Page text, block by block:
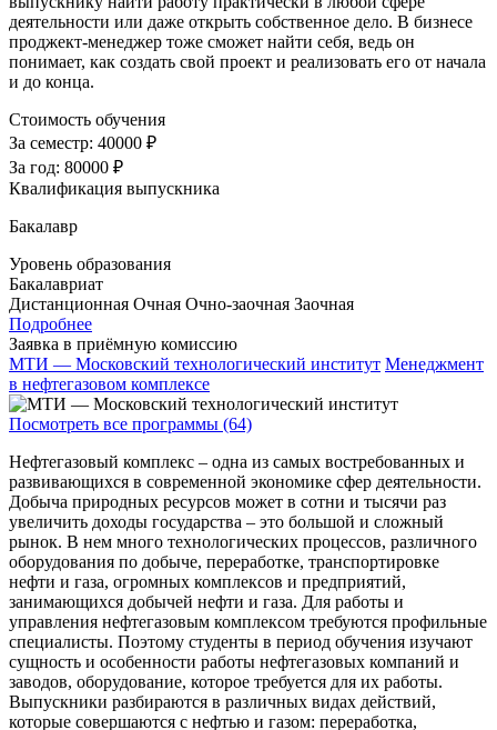
деятельности или даже открыть собственное дело. В бизнесе
проджект-менеджер тоже сможет найти себя, ведь он
понимает, как создать свой проект и реализовать его от начала
и до конца.
Стоимость обучения
За семестр: 40000 ₽
За год: 80000 ₽
Квалификация выпускника
Бакалавр
Уровень образования
Бакалавриат
Дистанционная Очная Очно-заочная Заочная
Подробнее
Заявка в приёмную комиссию
МТИ — Московский технологический институт Менеджмент
в нефтегазовом комплексе
Посмотреть все программы (64)
Нефтегазовый комплекс – одна из самых востребованных и
развивающихся в современной экономике сфер деятельности.
Добыча природных ресурсов может в сотни и тысячи раз
увеличить доходы государства – это большой и сложный
рынок. В нем много технологических процессов, различного
оборудования по добыче, переработке, транспортировке
нефти и газа, огромных комплексов и предприятий,
занимающихся добычей нефти и газа. Для работы и
управления нефтегазовым комплексом требуются профильные
специалисты. Поэтому студенты в период обучения изучают
сущность и особенности работы нефтегазовых компаний и
заводов, оборудование, которое требуется для их работы.
Выпускники разбираются в различных видах действий,
которые совершаются с нефтью и газом: переработка,